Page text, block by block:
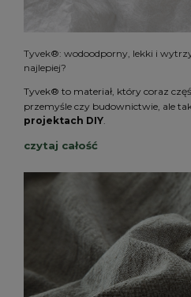
Tyvek®: wodoodporny, lekki i
najlepiej?
Tyvek® to materiał, który coraz
przemyśle czy budownictwie, ale
projektach DIY.
czytaj całość